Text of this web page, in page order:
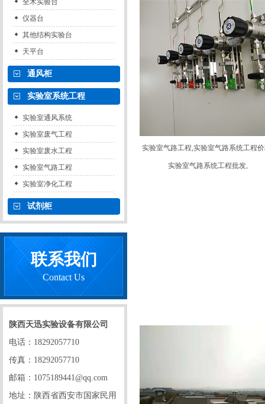
全木实验台
仪器台
其他结构实验台
天平台
通风柜
实验室系统工程
实验室通风系统
实验室废气工程
实验室废水工程
实验室气路工程
实验室净化工程
试剂柜
联系我们
Contact Us
陕西天迅实验设备有限公司
电话：18292057710
传真：18292057710
邮箱：1075189441@qq.com
地址：陕西省西安市国家民用
实验室气路工程,实验室气路系统工程
实验室气路系统工程批发,